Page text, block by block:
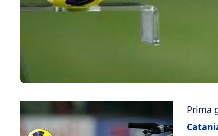
Prima